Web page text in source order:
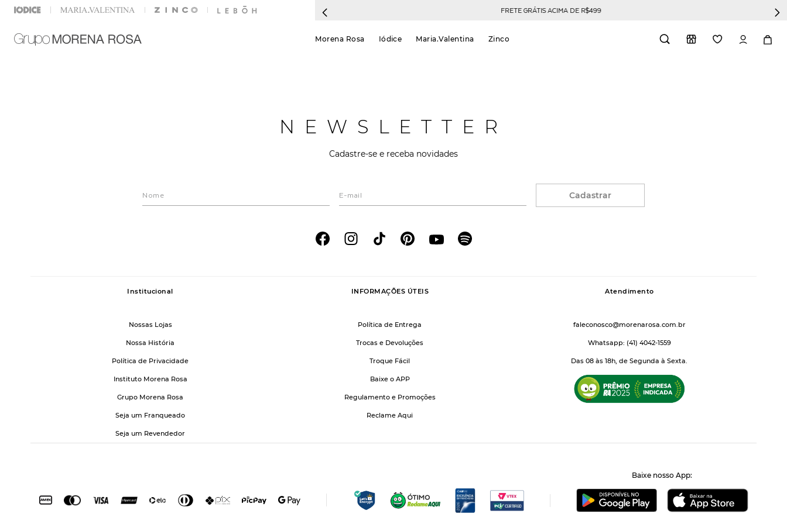
PARCELE EM ATÉ 12X SEM JUROS FRETE GRÁTIS ACIMA DE R$499
Morena Rosa Iódice Maria.Valentina Zinco
NEWSLETTER
Cadastre-se e receba novidades
Cadastrar
Institucional
Nossas Lojas
Nossa História
Política de Privacidade
Instituto Morena Rosa
Grupo Morena Rosa
Seja um Franqueado
Seja um Revendedor
INFORMAÇÕES ÚTEIS
Política de Entrega
Trocas e Devoluções
Troque Fácil
Baixe o APP
Regulamento e Promoções
Reclame Aqui
Atendimento
faleconosco@morenarosa.com.br
Whatsapp: (41) 4042-1559
Das 08 às 18h, de Segunda à Sexta.
Baixe nosso App: